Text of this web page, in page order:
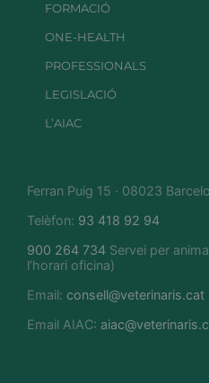
FORMACIÓ
ONE-HEALTH
PROFESSIONALS
LEGISLACIÓ
L’AIAC
Ferran Puig 15 · 08023
Telèfon: 93 418 92 94
900 264 734 Servei per
l’horari oficina)
Email: consell@veterinaris.cat
Email AIAC: